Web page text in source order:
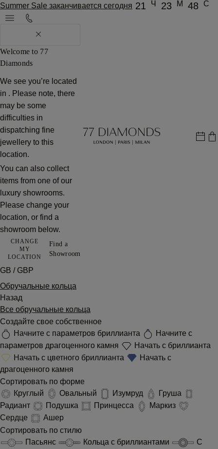
Summer Sale заканчивается сегодня 21 Ч 23 М 48 С
Welcome to 77
Diamonds
We see you’re located
in . Please note, there
may be some
difficulties in
dispatching fine
jewellery to this
location.
You can also collect
items from one of our
luxury showrooms.
Please change your
location, or find a
showroom below.
CHANGE
MY
LOCATION
Find a
Showroom
GB / GBP
Обручальные кольца
Назад
Все обручальные кольца
Создайте свое собственное
Начните с параметров бриллианта
Начните с
параметров драгоценного камня
Начать с бриллианта
Начать с цветного бриллианта
Начать с
драгоценного камня
Сортировать по форме
Круглый
Овальный Изумруд
Груша
Радиант
Подушка Принцесса
Маркиз
Сердце
Ашер
Сортировать по стилю
Пасьянс
Кольца с бриллиантами
С